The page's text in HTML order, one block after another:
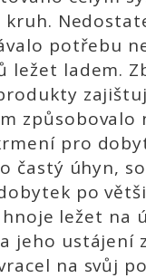
potřebu
ležet ladem.
pro
častý úhyn,
po
ležet na
jeho ustájení
na svůj